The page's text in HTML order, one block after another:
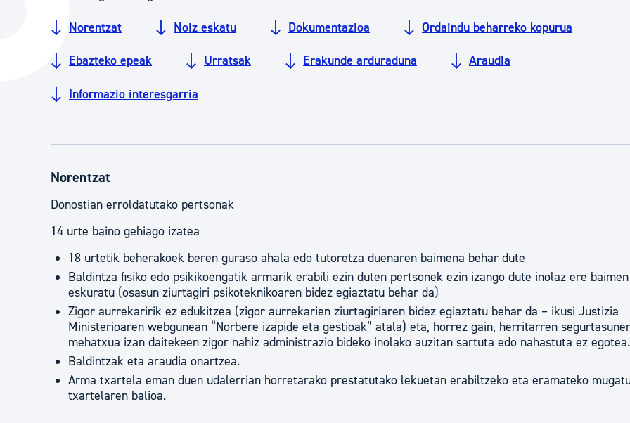
Hiria ezagutu
Etorkizuneko hiria
Abisuak
Egutegi fiskala
Norentzat Noiz eskatu Dokumentazioa Ordaindu beharreko kopurua
Ebazteko epeak Urratsak Erakunde arduraduna Araudia
Informazio interesgarria
Norentzat
Donostian erroldatutako pertsonak
14 urte baino gehiago izatea
18 urtetik beherakoek beren guraso ahala edo tutoretza duenaren baimena behar dute
Baldintza fisiko edo psikikoengatik armarik erabili ezin duten pertsonek ezin izango dute inolaz ere
eskuratu (osasun ziurtagiri psikoteknikoaren bidez egiaztatu behar da)
Zigor aurrekaririk ez edukitzea (zigor aurrekarien ziurtagiriaren bidez egiaztatu behar da – ikusi Justizia
Ministerioaren webgunean “Norbere izapide eta gestioak” atala) eta, horrez gain, herritarren
mehatxua izan daitekeen zigor nahiz administrazio bideko inolako auzitan sartuta edo nahastuta ez egotea.
Baldintzak eta araudia onartzea.
Arma txartela eman duen udalerrian horretarako prestatutako lekuetan erabiltzeko eta eramateko
txartelaren balioa.